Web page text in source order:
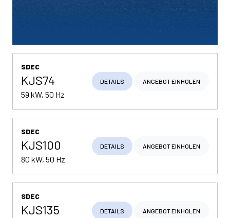
SDEC
KJS74
59 kW, 50 Hz
DETAILS ANGEBOT EINHOLEN
SDEC
KJS100
80 kW, 50 Hz
DETAILS ANGEBOT EINHOLEN
SDEC
KJS135 DETAILS ANGEBOT EINHOLEN